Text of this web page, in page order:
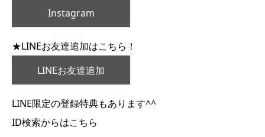
Instagram
★LINEお友達追加はこちら！
LINEお友達追加
LINE限定の登録特典もあります^^
ID検索からはこちら